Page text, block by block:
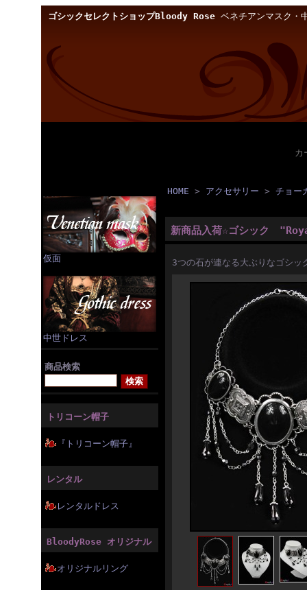
ゴシックセレクトショップBloody Roseベネチアンマスク・
カ
仮面
中世ドレス
商品検索
トリコーン帽子
『トリコーン帽子』
レンタル
レンタルドレス
BloodyRose オリジナル
オリジナルリング
HOME > アクセサリー > チョー
新商品入荷☆ゴシック
3つの石が連なる大ぶりなゴシッ